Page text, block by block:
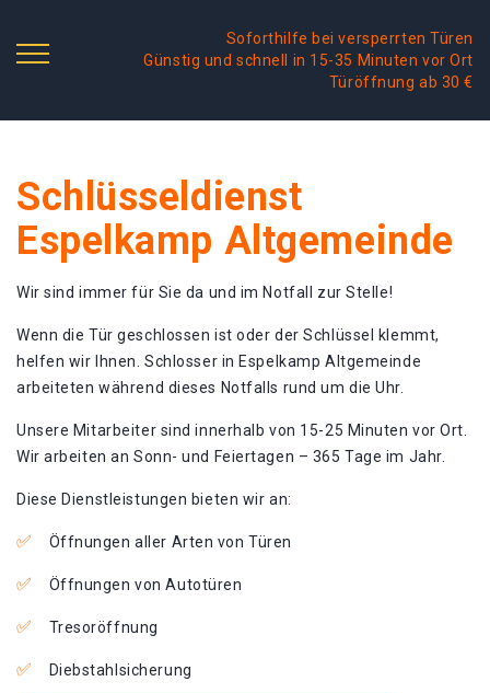
Soforthilfe bei versperrten Türen
Günstig und schnell in 15-35 Minuten vor Ort
Türöffnung ab 30 €
Schlüsseldienst
Espelkamp Altgemeinde
Wir sind immer für Sie da und im Notfall zur Stelle!
Wenn die Tür geschlossen ist oder der Schlüssel klemmt,
helfen wir Ihnen. Schlosser in Espelkamp Altgemeinde
arbeiteten während dieses Notfalls rund um die Uhr.
Unsere Mitarbeiter sind innerhalb von 15-25 Minuten vor Ort.
Wir arbeiten an Sonn- und Feiertagen – 365 Tage im Jahr.
Diese Dienstleistungen bieten wir an:
Öffnungen aller Arten von Türen
Öffnungen von Autotüren
Tresoröffnung
Diebstahlsicherung